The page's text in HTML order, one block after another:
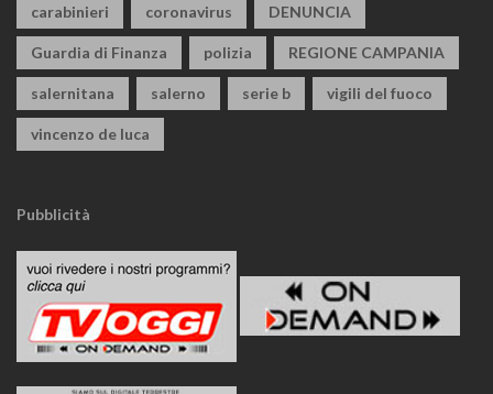
carabinieri coronavirus DENUNCIA
Guardia di Finanza polizia REGIONE CAMPANIA
salernitana salerno serie b vigili del fuoco
vincenzo de luca
Pubblicità